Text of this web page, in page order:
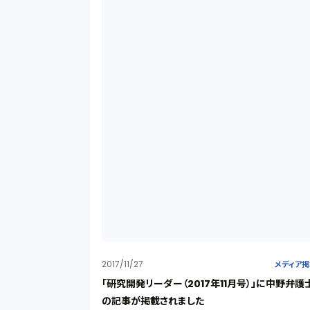
2017/11/27 メディア
「研究開発リーダー（2017年11月号）」に中野弁護
の記事が掲載されました